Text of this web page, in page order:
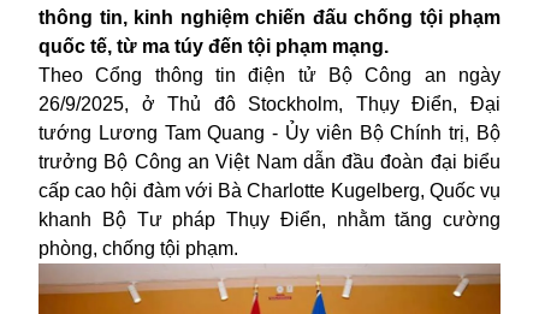
thông tin, kinh nghiệm chiến đấu chống tội phạm
quốc tế, từ ma túy đến tội phạm mạng.
Theo Cổng thông tin điện tử Bộ Công an ngày
26/9/2025, ở Thủ đô Stockholm, Thụy Điển, Đại
tướng Lương Tam Quang - Ủy viên Bộ Chính trị, Bộ
trưởng Bộ Công an Việt Nam dẫn đầu đoàn đại biểu
cấp cao hội đàm với Bà Charlotte Kugelberg, Quốc vụ
khanh Bộ Tư pháp Thụy Điển, nhằm tăng cường
phòng, chống tội phạm.